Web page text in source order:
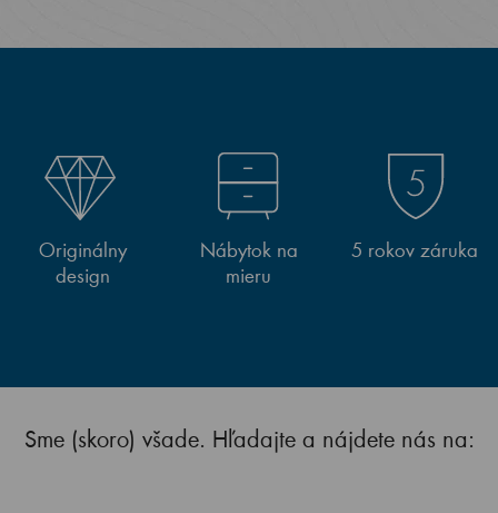
Originálny
design
Nábytok na
mieru
5 rokov záruka
Sme (skoro) všade. Hľadajte a nájdete nás na: